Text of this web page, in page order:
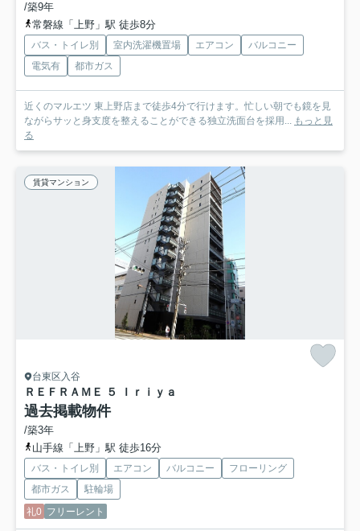
/築9年
常磐線「上野」駅 徒歩8分
バス・トイレ別 室内洗濯機置場 エアコン
バルコニー
電気有
都市ガス
近くのマルエツ 東上野店まで徒歩4分で行けます。忙しい朝でも鏡を見
ながらサッと身支度を整えることができる独立洗面台を採用... もっと見
る
賃貸マンション
台東区入谷
ＲＥＦＲＡＭＥ ５ Ｉｒｉｙａ
過去掲載物件
/築3年
山手線「上野」駅 徒歩16分
バス・トイレ別 エアコン バルコニー
フローリング
都市ガス
駐輪場
礼0 フリーレント